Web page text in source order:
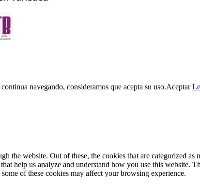
navegando, consideramos que acepta su uso.Aceptar
website. Out of these, the cookies that are categorized as
help us analyze and understand how you use this website.
of these cookies may affect your browsing experience.